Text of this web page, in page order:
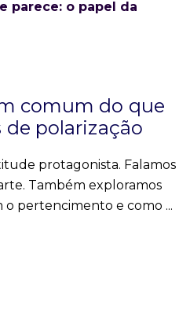
comum do que
polarização
protagonista. Falamos
Também exploramos
o pertencimento e como